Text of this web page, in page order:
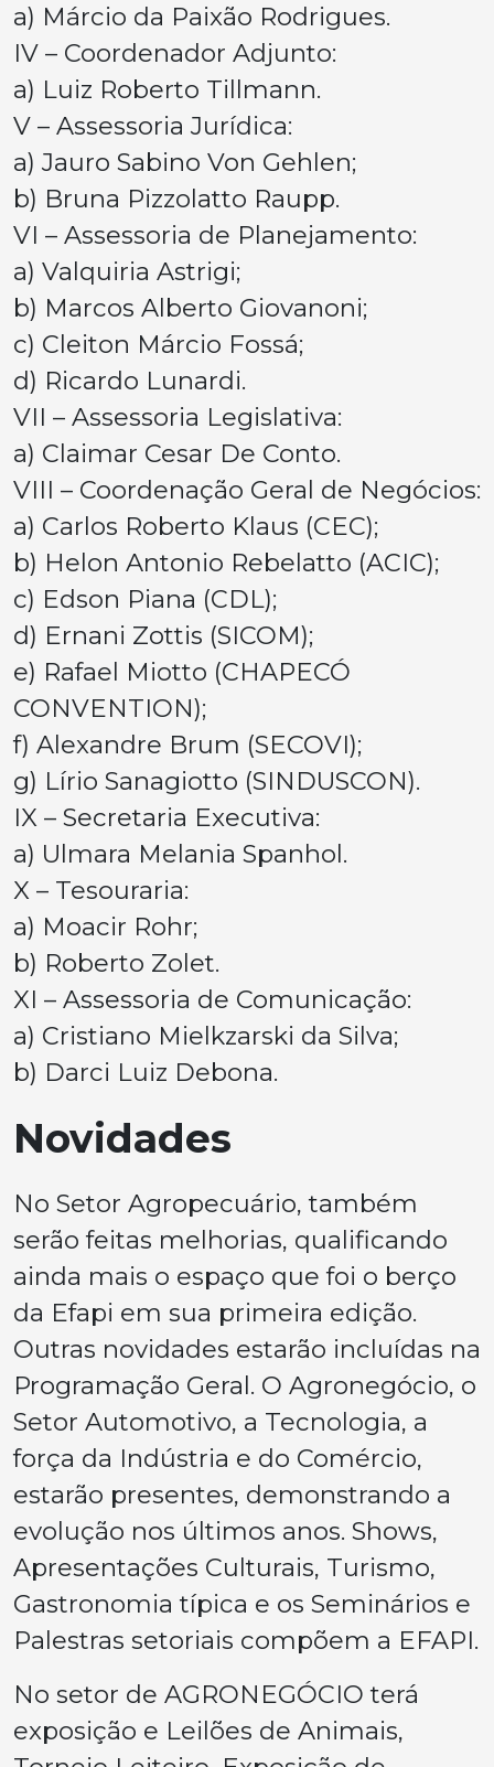
a) Márcio da Paixão Rodrigues.
IV – Coordenador Adjunto:
a) Luiz Roberto Tillmann.
V – Assessoria Jurídica:
a) Jauro Sabino Von Gehlen;
b) Bruna Pizzolatto Raupp.
VI – Assessoria de Planejamento:
a) Valquiria Astrigi;
b) Marcos Alberto Giovanoni;
c) Cleiton Márcio Fossá;
d) Ricardo Lunardi.
VII – Assessoria Legislativa:
a) Claimar Cesar De Conto.
VIII – Coordenação Geral de Negócios:
a) Carlos Roberto Klaus (CEC);
b) Helon Antonio Rebelatto (ACIC);
c) Edson Piana (CDL);
d) Ernani Zottis (SICOM);
e) Rafael Miotto (CHAPECÓ
CONVENTION);
f) Alexandre Brum (SECOVI);
g) Lírio Sanagiotto (SINDUSCON).
IX – Secretaria Executiva:
a) Ulmara Melania Spanhol.
X – Tesouraria:
a) Moacir Rohr;
b) Roberto Zolet.
XI – Assessoria de Comunicação:
a) Cristiano Mielkzarski da Silva;
b) Darci Luiz Debona.
Novidades
No Setor Agropecuário, também
serão feitas melhorias, qualificando
ainda mais o espaço que foi o berço
da Efapi em sua primeira edição.
Outras novidades estarão incluídas na
Programação Geral. O Agronegócio, o
Setor Automotivo, a Tecnologia, a
força da Indústria e do Comércio,
estarão presentes, demonstrando a
evolução nos últimos anos. Shows,
Apresentações Culturais, Turismo,
Gastronomia típica e os Seminários e
Palestras setoriais compõem a EFAPI.
No setor de AGRONEGÓCIO terá
exposição e Leilões de Animais,